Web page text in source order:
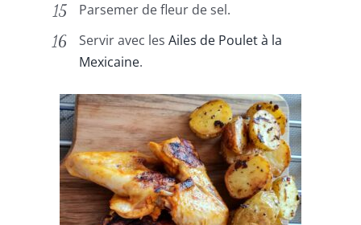
Parsemer de fleur de sel.
Servir avec lesAiles de Poulet à la
Mexicaine.